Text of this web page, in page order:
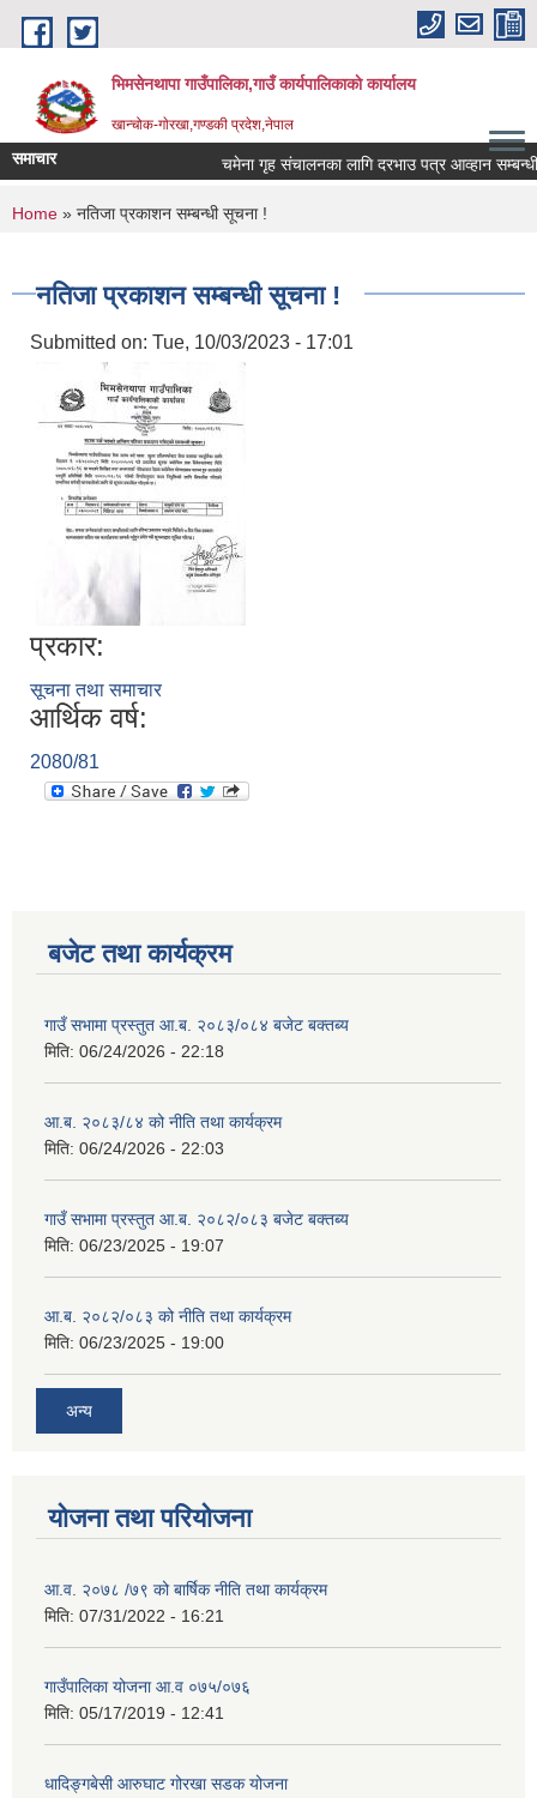
Skip to main content
भिमसेनथापा गाउँपालिका,गाउँ कार्यपालिकाकाे कार्यालय
खान्चोक-गाेरखा,गण्डकी प्रदेश,नेपाल
समाचार चमेना गृह संचालनका लागि दरभाउ पत्र आव्हान सम्बन्धी
You are here
Home » नतिजा प्रकाशन सम्बन्धी सूचना !
नतिजा प्रकाशन सम्बन्धी सूचना !
Submitted on: Tue, 10/03/2023 - 17:01
प्रकार:
सूचना तथा समाचार
आर्थिक वर्ष:
2080/81
बजेट तथा कार्यक्रम
गाउँ सभामा प्रस्तुत आ.ब. २०८३/०८४ बजेट बक्तब्य
मिति: 06/24/2026 - 22:18
आ.ब. २०८३/८४ को नीति तथा कार्यक्रम
मिति: 06/24/2026 - 22:03
गाउँ सभामा प्रस्तुत आ.ब. २०८२/०८३ बजेट बक्तब्य
मिति: 06/23/2025 - 19:07
आ.ब. २०८२/०८३ को नीति तथा कार्यक्रम
मिति: 06/23/2025 - 19:00
अन्य
योजना तथा परियोजना
आ.व. २०७८ /७९ को बार्षिक नीति तथा कार्यक्रम
मिति: 07/31/2022 - 16:21
गाउँपालिका योजना आ.व ०७५/०७६
मिति: 05/17/2019 - 12:41
धादिङ्गबेसी आरुघाट गोरखा सडक योजना